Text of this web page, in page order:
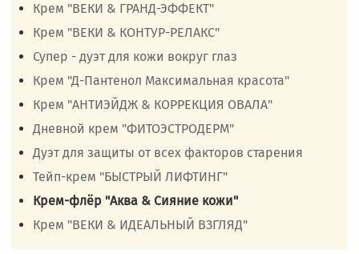
Крем "ВЕКИ & ГРАНД-ЭФФЕКТ"
Крем "ВЕКИ & КОНТУР-РЕЛАКС"
Супер - дуэт для кожи вокруг глаз
Крем "Д-Пантенол Максимальная красота"
Крем "АНТИЭЙДЖ & КОРРЕКЦИЯ ОВАЛА"
Дневной крем "ФИТОЭСТРОДЕРМ"
Дуэт для защиты от всех факторов старения
Тейп-крем "БЫСТРЫЙ ЛИФТИНГ"
Крем-флёр "Аква & Сияние кожи"
Крем "ВЕКИ & ИДЕАЛЬНЫЙ ВЗГЛЯД"